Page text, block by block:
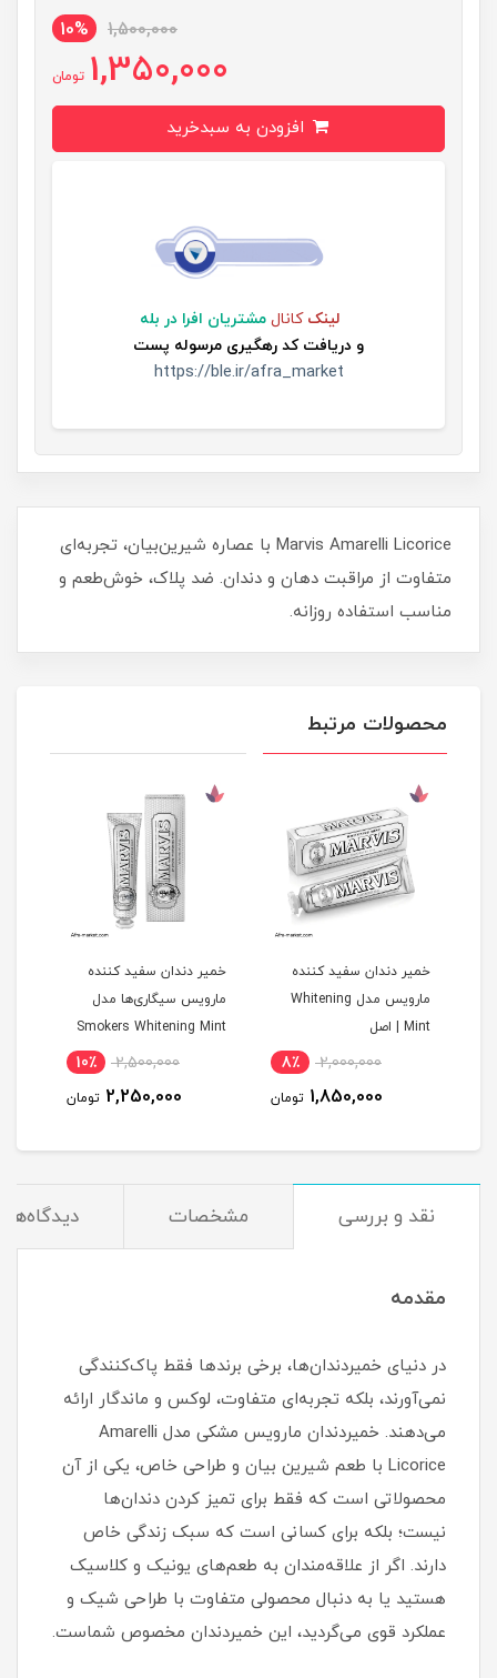
1,500,000
10%
1,350,000 تومان
لینک کانال مشتریان افرا در بله
و دریافت کد رهگیری مرسوله پست
https://ble.ir/afra_market
Marvis Amarelli Licorice با عصاره شیرین‌بیان، تجربه‌ای
متفاوت از مراقبت دهان و دندان. ضد پلاک، خوش‌طعم و
مناسب استفاده روزانه.
محصولات مرتبط
خمیر دندان سفید کننده
مارویس مدل Whitening
Mint | اصل
2,000,000 8٪
1,850,000 تومان
خمیر دندان سفید کننده
مارویس سیگاری‌ها مدل
Smokers Whitening Mint
2,500,000 10٪
2,250,000 تومان
نقد و بررسی مشخصات دیدگاه‌ها
مقدمه
در دنیای خمیردندان‌ها، برخی برندها فقط پاک‌کنندگی
نمی‌آورند، بلکه تجربه‌ای متفاوت، لوکس و ماندگار ارائه
می‌دهند. خمیردندان مارویس مشکی مدل Amarelli
Licorice با طعم شیرین بیان و طراحی خاص، یکی از آن
محصولاتی است که فقط برای تمیز کردن دندان‌ها
نیست؛ بلکه برای کسانی است که سبک زندگی خاص
دارند. اگر از علاقه‌مندان به طعم‌های یونیک و کلاسیک
هستید یا به دنبال محصولی متفاوت با طراحی شیک و
عملکرد قوی می‌گردید، این خمیردندان مخصوص شماست.